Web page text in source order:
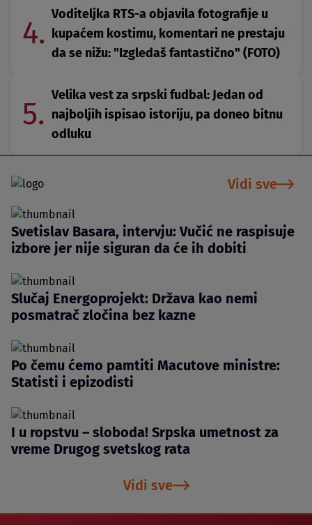
4.
Voditeljka RTS-a objavila fotografije u
kupaćem kostimu, komentari ne prestaju
da se nižu: "Izgledaš fantastično" (FOTO)
5.
Velika vest za srpski fudbal: Jedan od
najboljih ispisao istoriju, pa doneo bitnu
odluku
Vidi sve
Svetislav Basara, intervju: Vučić ne raspisuje
izbore jer nije siguran da će ih dobiti
Slučaj Energoprojekt: Država kao nemi
posmatrač zločina bez kazne
Po čemu ćemo pamtiti Macutove ministre:
Statisti i epizodisti
I u ropstvu – sloboda! Srpska umetnost za
vreme Drugog svetskog rata
Vidi sve